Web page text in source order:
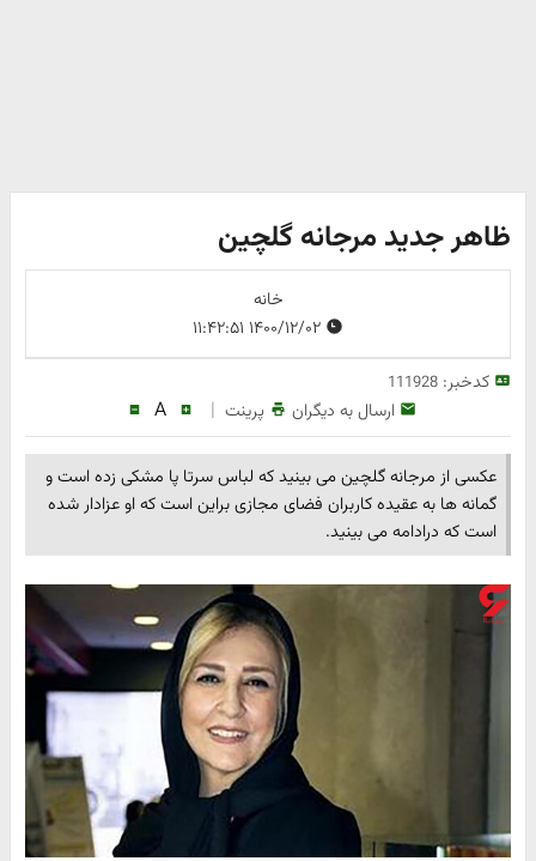
ظاهر جدید مرجانه گلچین
خانه
کدخبر:111928
ارسال به دیگران پرینت |
A
عکسی از مرجانه گلچین می بینید که لباس سرتا پا مشکی زده است و
گمانه ها به عقیده کاربران فضای مجازی براین است که او عزادار شده
است که درادامه می بینید.